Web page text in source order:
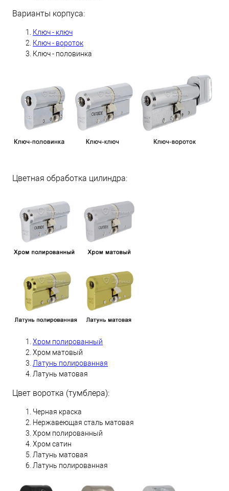
Варианты корпуса:
Ключ - ключ
Ключ - вороток
Ключ - половинка
Цветная обработка цилиндра:
Хром полированный
Хром матовый
Латунь полированная
Латунь матовая
Цвет воротка (тумблера):
Черная краска
Нержавеющая сталь матовая
Хром полированный
Хром сатин
Латунь матовая
Латунь полированная